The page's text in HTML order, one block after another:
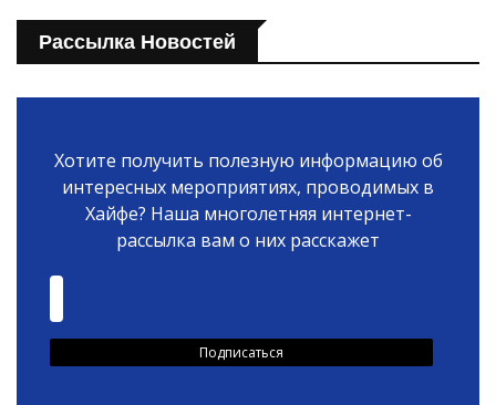
Рассылка Новостей
Хотите получить полезную информацию об
интересных мероприятиях, проводимых в
Хайфе? Наша многолетняя интернет-
рассылка вам о них расскажет